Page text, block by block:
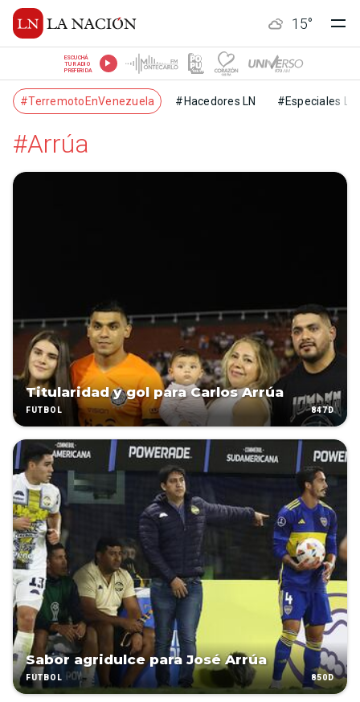
15°
ESCUCHÁ
TU RADIO
PREFERIDA
#TerremotoEnVenezuela #Hacedores LN #Especiales LN
#Arrúa
Titularidad y gol para Carlos Arrúa
FÚTBOL 847D
Sabor agridulce para José Arrúa
FÚTBOL 850D